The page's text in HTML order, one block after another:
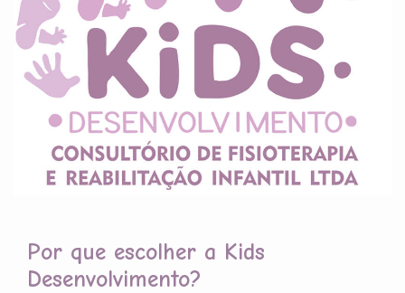
Por que escolher a Kids
Desenvolvimento?